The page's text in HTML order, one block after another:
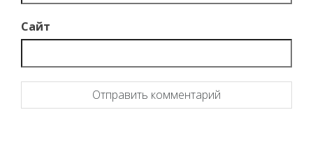
Сайт